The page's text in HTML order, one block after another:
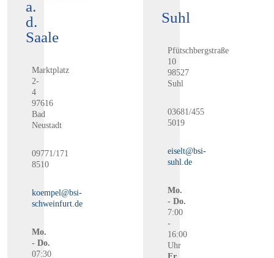
a.
d.
Saale
Marktplatz
2-
4
97616
Bad
Neustadt
09771/171
8510
koempel@bsi-
schweinfurt.de
Mo.
- Do.
07:30
Suhl
Pfütschbergstraße
10
98527
Suhl
03681/455
5019
eiselt@bsi-
suhl.de
Mo.
- Do.
7:00
-
16:00
Uhr